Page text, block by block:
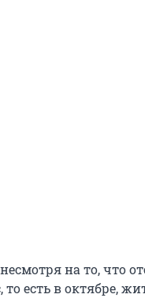
на то, что
то есть в октябре,